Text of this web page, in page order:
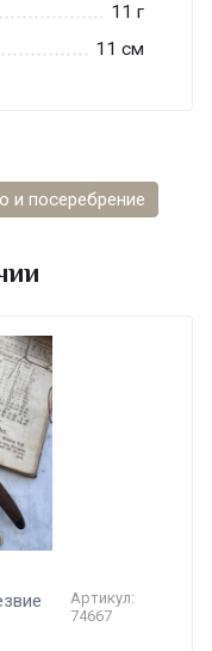
11 г
11 см
и посеребрение
Артикул:
74667